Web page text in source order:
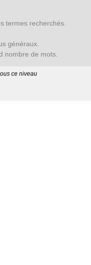
termes recherchés.
généraux.
nombre de mots.
ce niveau